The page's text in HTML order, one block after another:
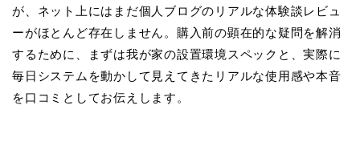
が、ネット上にはまだ個人ブログのリアルな体験談レビュ
ーがほとんど存在しません。購入前の顕在的な疑問を解消
するために、まずは我が家の設置環境スペックと、実際に
毎日システムを動かして見えてきたリアルな使用感や本音
を口コミとしてお伝えします。